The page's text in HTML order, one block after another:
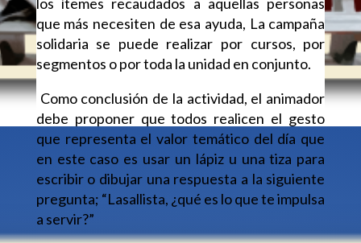
que más necesiten de esa ayuda, La campaña
solidaria se puede realizar por cursos, por
segmentos o por toda la unidad en conjunto.
Como conclusión de la actividad, el animador
debe proponer que todos realicen el gesto
que representa el valor temático del día que
en este caso es usar un lápiz u una tiza para
escribir o dibujar una respuesta a la siguiente
pregunta; “Lasallista, ¿qué es lo que te impulsa
a servir?”